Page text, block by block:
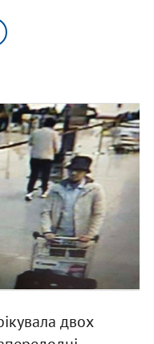
двох